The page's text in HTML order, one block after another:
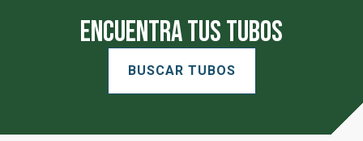
Encuentra tus tubos
BUSCAR TUBOS